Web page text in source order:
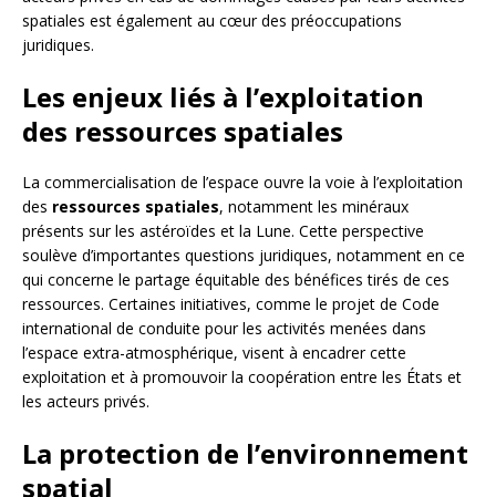
spatiales est également au cœur des préoccupations
juridiques.
Les enjeux liés à l’exploitation
des ressources spatiales
La commercialisation de l’espace ouvre la voie à l’exploitation
des ressources spatiales, notamment les minéraux
présents sur les astéroïdes et la Lune. Cette perspective
soulève d’importantes questions juridiques, notamment en ce
qui concerne le partage équitable des bénéfices tirés de ces
ressources. Certaines initiatives, comme le projet de Code
international de conduite pour les activités menées dans
l’espace extra-atmosphérique, visent à encadrer cette
exploitation et à promouvoir la coopération entre les États et
les acteurs privés.
La protection de l’environnement
spatial